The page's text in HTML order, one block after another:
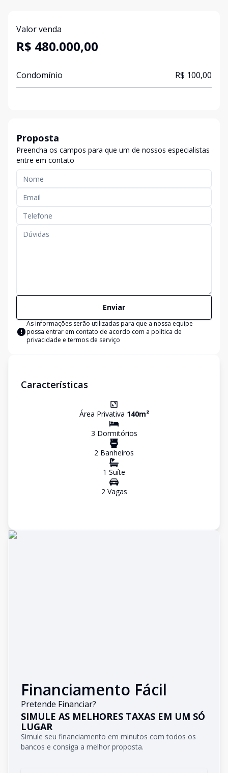
Valor venda
R$ 480.000,00
Condomínio R$ 100,00
Proposta
Preencha os campos para que um de nossos especialistas
entre em contato
Enviar
As informações serão utilizadas para que a nossa equipe
possa entrar em contato de acordo com a política de
privacidade e termos de serviço
Características
Área Privativa 140m²
3 Dormitórios
2 Banheiros
1 Suíte
2Vagas
Financiamento Fácil
Pretende Financiar?
SIMULE AS MELHORES TAXAS EM UM SÓ
LUGAR
Simule seu financiamento em minutos com todos os
bancos e consiga a melhor proposta.